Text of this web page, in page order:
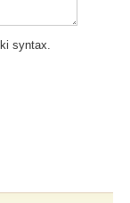
syntax.